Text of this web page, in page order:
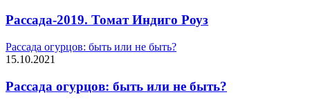
Рассада-2019. Томат Индиго Роуз
Рассада огурцов: быть или не быть?
15.10.2021
Рассада огурцов: быть или не быть?